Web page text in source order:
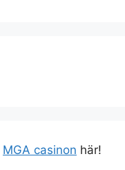
MGA casinon här!